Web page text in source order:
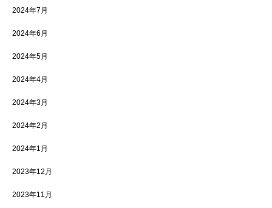
2024年7月
2024年6月
2024年5月
2024年4月
2024年3月
2024年2月
2024年1月
2023年12月
2023年11月